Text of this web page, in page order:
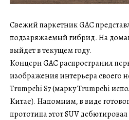
Свежий паркетник GAC
подзаряжаемый гибрид. На
выйдет в текущем году.
Концерн GAC распространил
изображения интерьера своего
Trumpchi S7 (марку Trumpchi
Китае). Напомним, в виде
прототипа этот SUV